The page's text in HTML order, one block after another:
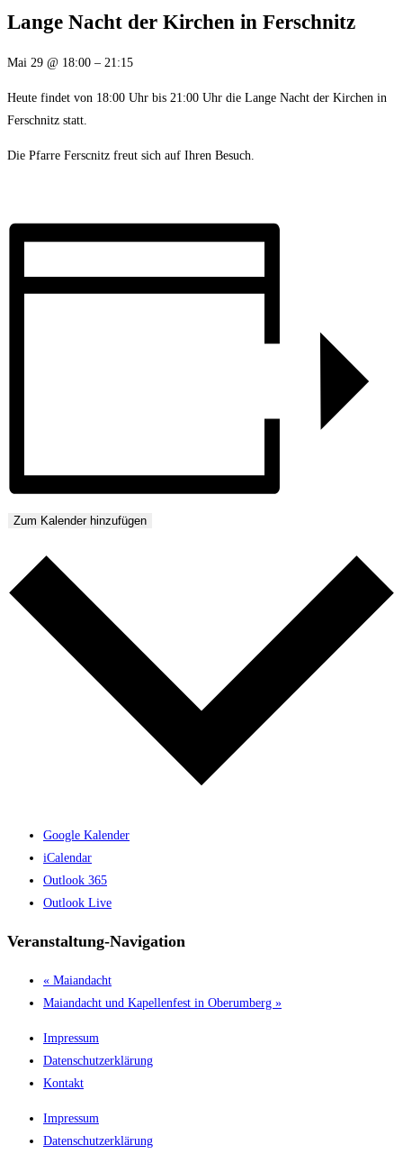
Lange Nacht der Kirchen in Ferschnitz
Mai 29 @ 18:00 – 21:15
Heute findet von 18:00 Uhr bis 21:00 Uhr die Lange Nacht der Kirchen in
Ferschnitz statt.
Die Pfarre Ferscnitz freut sich auf Ihren Besuch.
Zum Kalender hinzufügen
Google Kalender
iCalendar
Outlook 365
Outlook Live
Veranstaltung-Navigation
« Maiandacht
Maiandacht und Kapellenfest in Oberumberg »
Impressum
Datenschutzerklärung
Kontakt
Impressum
Datenschutzerklärung